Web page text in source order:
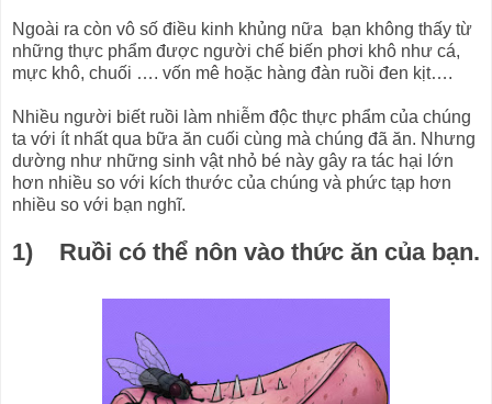
Ngoài ra còn vô số điều kinh khủng nữa bạn không thấy từ
những thực phẩm được người chế biến phơi khô như cá,
mực khô, chuối …. vốn mê hoặc hàng đàn ruồi đen kịt….
Nhiều người biết ruồi làm nhiễm độc thực phẩm của chúng
ta với ít nhất qua bữa ăn cuối cùng mà chúng đã ăn. Nhưng
dường như những sinh vật nhỏ bé này gây ra tác hại lớn
hơn nhiều so với kích thước của chúng và phức tạp hơn
nhiều so với bạn nghĩ.
1) Ruồi có thể nôn vào thức ăn của bạn.